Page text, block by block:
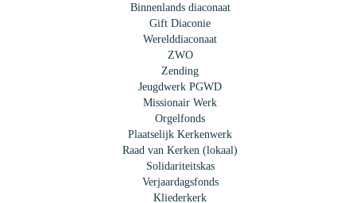
Binnenlands diaconaat
Gift Diaconie
Werelddiaconaat
ZWO
Zending
Jeugdwerk PGWD
Missionair Werk
Orgelfonds
Plaatselijk Kerkenwerk
Raad van Kerken (lokaal)
Solidariteitskas
Verjaardagsfonds
Kliederkerk